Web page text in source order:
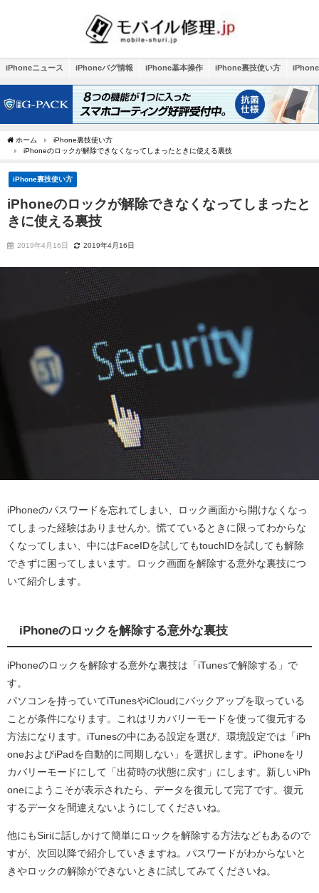
iPhoneニュース iPhoneバグ情報 iPhone基本操作 iPhone裏技使い方
ホーム
iPhone裏技使い方
iPhoneのロックが解除できなくなってしまったときに使える裏技
iPhone裏技使い方
iPhoneのロックが解除できなくなってしまったと
きに使える裏技
2019年4月16日 2019年4月16日
iPhoneのパスワードを忘れてしまい、ロック画面から開けなくなっ
てしまった経験はありませんか。慌てているときに限ってわからな
くなってしまい、中にはFaceIDを試してもtouchIDを試しても解除
できずに困ってしまいます。ロック画面を解除する意外な裏技につ
いて紹介します。
iPhoneのロックを解除する意外な裏技
iPhoneのロックを解除する意外な裏技は「iTunesで解除する」で
す。
パソコンを持っていてiTunesやiCloudにバックアップを取っている
ことが条件になります。これはリカバリーモードを使って復元する
方法になります。iTunesの中にある設定を選び、環境設定では「iPh
oneおよびiPadを自動的に同期しない」を選択します。iPhoneをリ
カバリーモードにして「出荷時の状態に戻す」にします。新しいiPh
oneにようこそが表示されたら、データを復元して完了です。復元
するデータを間違えないようにしてくださいね。
他にもSiriに話しかけて簡単にロックを解除する方法などもあるので
すが、次回以降で紹介していきますね。パスワードがわからないと
きやロックの解除ができないときに試してみてくださいね。